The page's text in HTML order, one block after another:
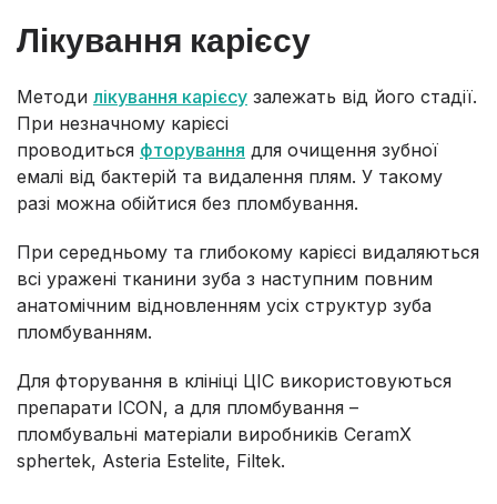
Лікування карієсу
Методи лікування карієсу залежать від його стадії.
При незначному карієсі
проводиться фторування для очищення зубної
емалі від бактерій та видалення плям. У такому
разі можна обійтися без пломбування.
При середньому та глибокому карієсі видаляються
всі уражені тканини зуба з наступним повним
анатомічним відновленням усіх структур зуба
пломбуванням.
Для фторування в клініці ЦІС використовуються
препарати ICON, а для пломбування –
пломбувальні матеріали виробників CeramX
sphertek, Asteria Estelite, Filtek.